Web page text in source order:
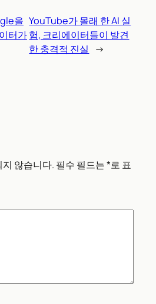
층적인 정보를 이메일로 받아 보세
요! (무료)
을
한 충격적 진실 →
않습니다.필수 필드는*로 표